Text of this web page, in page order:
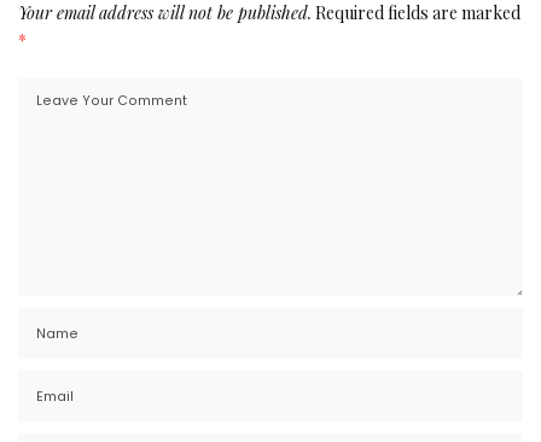
Your email address will not be published. Required fields are marked
*